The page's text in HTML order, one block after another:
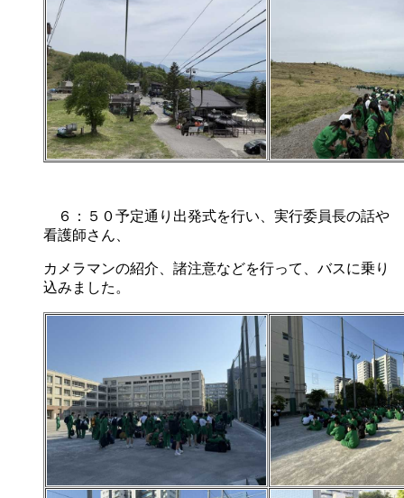
６：５０予定通り出発式を行い、実行委員長の話や
看護師さん、
カメラマンの紹介、諸注意などを行って、バスに乗り
込みました。